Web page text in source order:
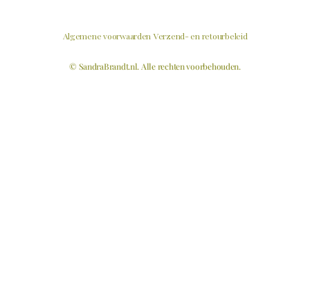
© SandraBrandt.nl. Alle rechten voorbehouden.
Algemene voorwaarden Verzend- en retourbeleid